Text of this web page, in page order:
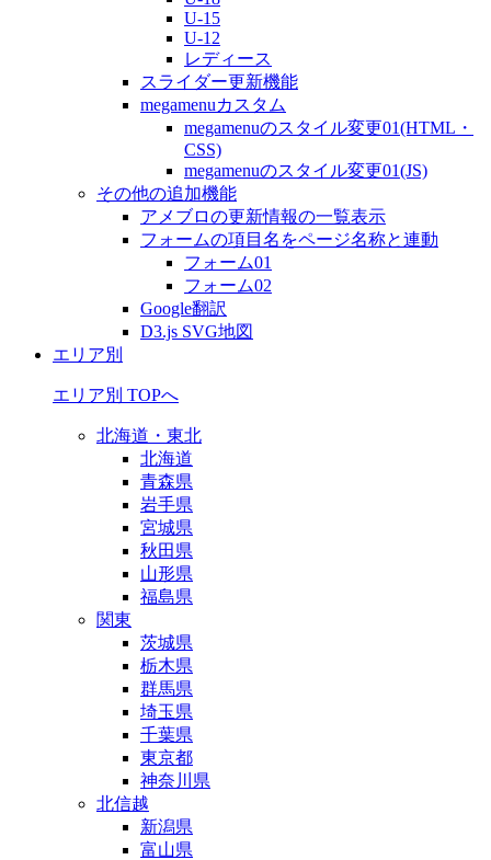
U-15
U-12
レディース
スライダー更新機能
megamenuカスタム
megamenuのスタイル変更01(HTML・
CSS)
megamenuのスタイル変更01(JS)
その他の追加機能
アメブロの更新情報の一覧表示
フォームの項目名をページ名称と連動
フォーム01
フォーム02
Google翻訳
D3.js SVG地図
エリア別
エリア別 TOPへ
北海道・東北
北海道
青森県
岩手県
宮城県
秋田県
山形県
福島県
関東
茨城県
栃木県
群馬県
埼玉県
千葉県
東京都
神奈川県
北信越
新潟県
富山県